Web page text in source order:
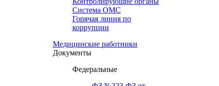
Система ОМС
Горячая линия по
коррупции
Медицинские работники
Документы
Федеральные